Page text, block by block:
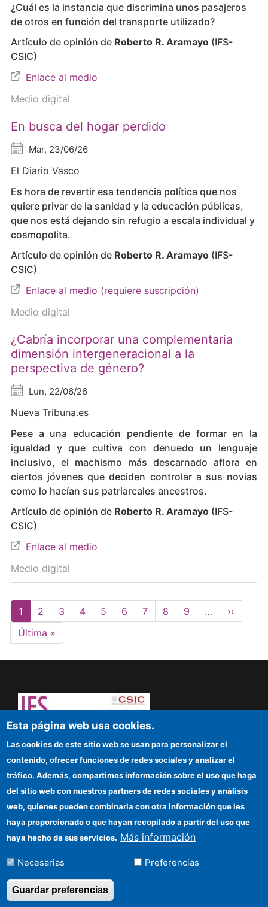
¿Cuál es la instancia que discrimina unos pasajeros
de otros en función del transporte utilizado?
Artículo de opinión de Roberto R. Aramayo(IFS-
CSIC)
Enlace al medio
Medio digital
En busca del hogar perdido
Mar, 23/06/26
El Diario Vasco
Es hora de revertir esa tendencia política que nos
quiere privar de la sanidad y la educación públicas,
que nos está dejando sin refugio a escala individual y
cosmopolita.
Artículo de opinión de Roberto R. Aramayo(IFS-
CSIC)
Enlace al medio (requiere suscripción)
Medio digital
¿Cabría incorporar una complementaria
dimensión intergeneracional a la
perspectiva de género?
Lun, 22/06/26
Nueva Tribuna.es
Pese a una educación pendiente de formar en la
igualdad y que cultiva con denuedo un lenguaje
inclusivo, el machismo más descarnado aflora en
ciertos jóvenes que deciden controlar a sus novias
como lo hacían sus patriarcales ancestros.
Artículo de opinión de Roberto R. Aramayo(IFS-
CSIC)
Enlace al medio
Medio digital
Paginación
Página
actual
1 Page
2 Page
3 Page
4 Page
5 Page
6 Page
7 Page
8 Page
9 …
página
››
Última
página
Última »
¡Atrévete a pensar! Sapere aude
IFS
Sede electrónica CSIC
Organismos financiadores
Cómo llegar
Información para proveedores
Esta página web usa cookies.
Las cookies de este sitio web se usan para personalizar el
contenido, ofrecer funciones de redes sociales y analizar el
tráfico. Además, compartimos información sobre el uso que haga
del sitio web con nuestros partners de redes sociales y análisis
web, quienes pueden combinarla con otra información que les
haya proporcionado o que hayan recopilado a partir del uso que
haya hecho de sus servicios. Más información
Necesarias Preferencias
Guardar preferencias